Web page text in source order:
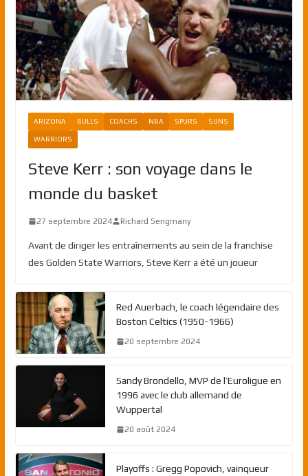
ARIZONA BULLS COACHS NBA SPURS SUNS
WARRIORS
Steve Kerr : son voyage dans le
monde du basket
27 septembre 2024 Richard Sengmany
Avant de diriger les entraînements au sein de la franchise
des Golden State Warriors, Steve Kerr a été un joueur
Red Auerbach, le coach légendaire des
Boston Celtics (1950-1966)
20 septembre 2024
Sandy Brondello, MVP de l’Euroligue en
1996 avec le club allemand de
Wuppertal
20 août 2024
Playoffs : Gregg Popovich, vainqueur